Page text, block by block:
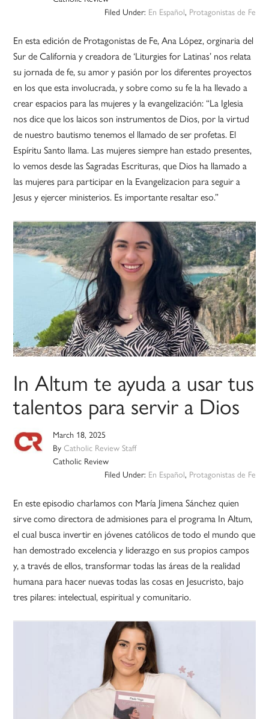
Filed Under: En Español, Protagonistas de Fe
En esta edición de Protagonistas de Fe, Ana López, orginaria del
Sur de California y creadora de ‘Liturgies for Latinas’ nos relata
su jornada de fe, su amor y pasión por los diferentes proyectos
en los que esta involucrada, y sobre como su fe la ha llevado a
crear espacios para las mujeres y la evangelización: “La Iglesia
nos dice que los laicos son instrumentos de Dios, por la virtud
de nuestro bautismo tenemos el llamado de ser profetas. El
Espíritu Santo llama. Las mujeres siempre han estado presentes,
lo vemos desde las Sagradas Escrituras, que Dios ha llamado a
las mujeres para participar en la Evangelizacion para seguir a
Jesus y ejercer ministerios. Es importante resaltar eso.”
In Altum te ayuda a usar tus
talentos para servir a Dios
March 18, 2025
ByCatholic Review Staff
Catholic Review
Filed Under: En Español, Protagonistas de Fe
En este episodio charlamos con María Jimena Sánchez quien
sirve como directora de admisiones para el programa In Altum,
el cual busca invertir en jóvenes católicos de todo el mundo que
han demostrado excelencia y liderazgo en sus propios campos
y, a través de ellos, transformar todas las áreas de la realidad
humana para hacer nuevas todas las cosas en Jesucristo, bajo
tres pilares: intelectual, espiritual y comunitario.